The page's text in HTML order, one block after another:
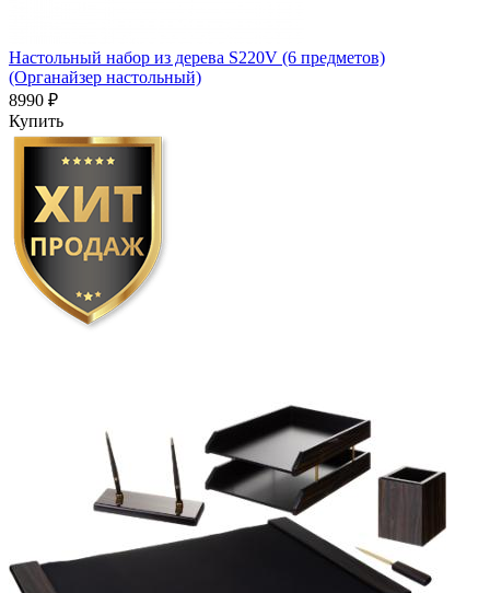
Настольный набор из дерева S220V (6 предметов)
(Органайзер настольный)
8990 ₽
Купить